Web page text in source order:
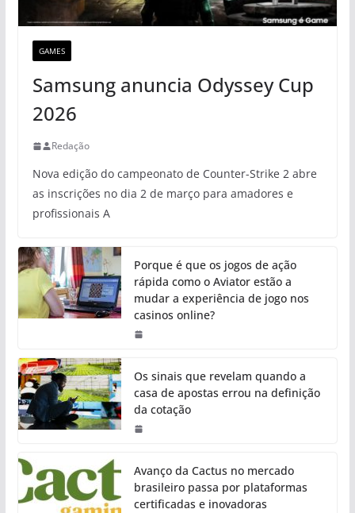
GAMES
Samsung anuncia Odyssey Cup
2026
Redação
Nova edição do campeonato de Counter-Strike 2 abre
as inscrições no dia 2 de março para amadores e
profissionais A
Porque é que os jogos de ação
rápida como o Aviator estão a
mudar a experiência de jogo nos
casinos online?
Os sinais que revelam quando a
casa de apostas errou na definição
da cotação
Avanço da Cactus no mercado
brasileiro passa por plataformas
certificadas e inovadoras